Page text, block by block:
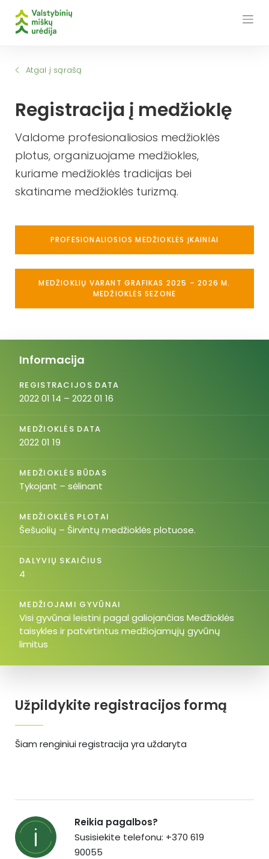
Atgal į sąrašą
Registracija į medžioklę
Valdome profesionaliosios medžioklės
plotus, organizuojame medžiokles,
kuriame medžioklės tradicijas bei
skatiname medžioklės turizmą.
PROFESIONALIOSIOS MEDŽIOKLĖS ĮKAINIAI
MEDŽIOKLIŲ VARANT GRAFIKAS 2025 – 2026 M.
MEDŽIOKLĖS SEZONE
Užpildykite registracijos formą
Šiam renginiui registracija yra uždaryta
Informacija
REGISTRACIJOS DATA
2022 01 14 – 2022 01 16
MEDŽIOKLĖS DATA
2022 01 19
MEDŽIOKLĖS BŪDAS
Tykojant – sėlinant
MEDŽIOKLĖS PLOTAI
Šešuolių – Širvintų medžioklės plotuose.
DALYVIŲ SKAIČIUS
4
MEDŽIOJAMI GYVŪNAI
Visi gyvūnai leistini pagal galiojančias Medžioklės
taisykles ir patvirtintus medžiojamųjų gyvūnų
limitus
Reikia pagalbos?
Susisiekite telefonu: +370 619
90055